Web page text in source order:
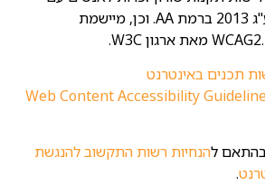
מוגבלות 5568 התשע"ג 2013 ברמת AA. וכן, מיישמת
תכניםבאינטרנט
Web Content Accessibility
להנחיות רשות התקשובלהנגשת
.